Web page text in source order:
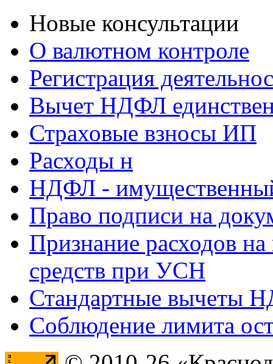
Новые консультации
О валютном контроле
Регистрация
Вычет НДФЛ
Страховые взносы ИП
Расходы н
НДФЛ -
Право подписи на
Признание расходов
средств при УСН
Стандартные вычеты
Соблюдение лимита